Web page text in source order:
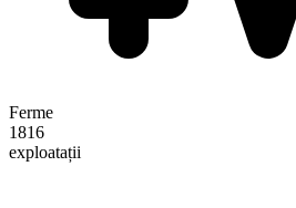
Ferme
1816
exploatații